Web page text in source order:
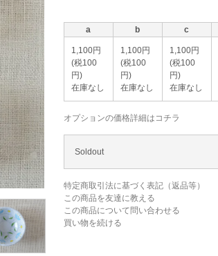
a b c
1,100円
(税100
円)
在庫なし
1,100円
(税100
円)
在庫なし
1,100円
(税100
円)
在庫なし
オプションの価格詳細はコチラ
Soldout
特定商取引法に基づく表記（返品等）
この商品を友達に教える
この商品について問い合わせる
買い物を続ける